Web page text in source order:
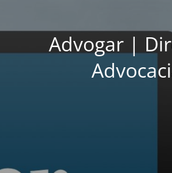
Advogar |